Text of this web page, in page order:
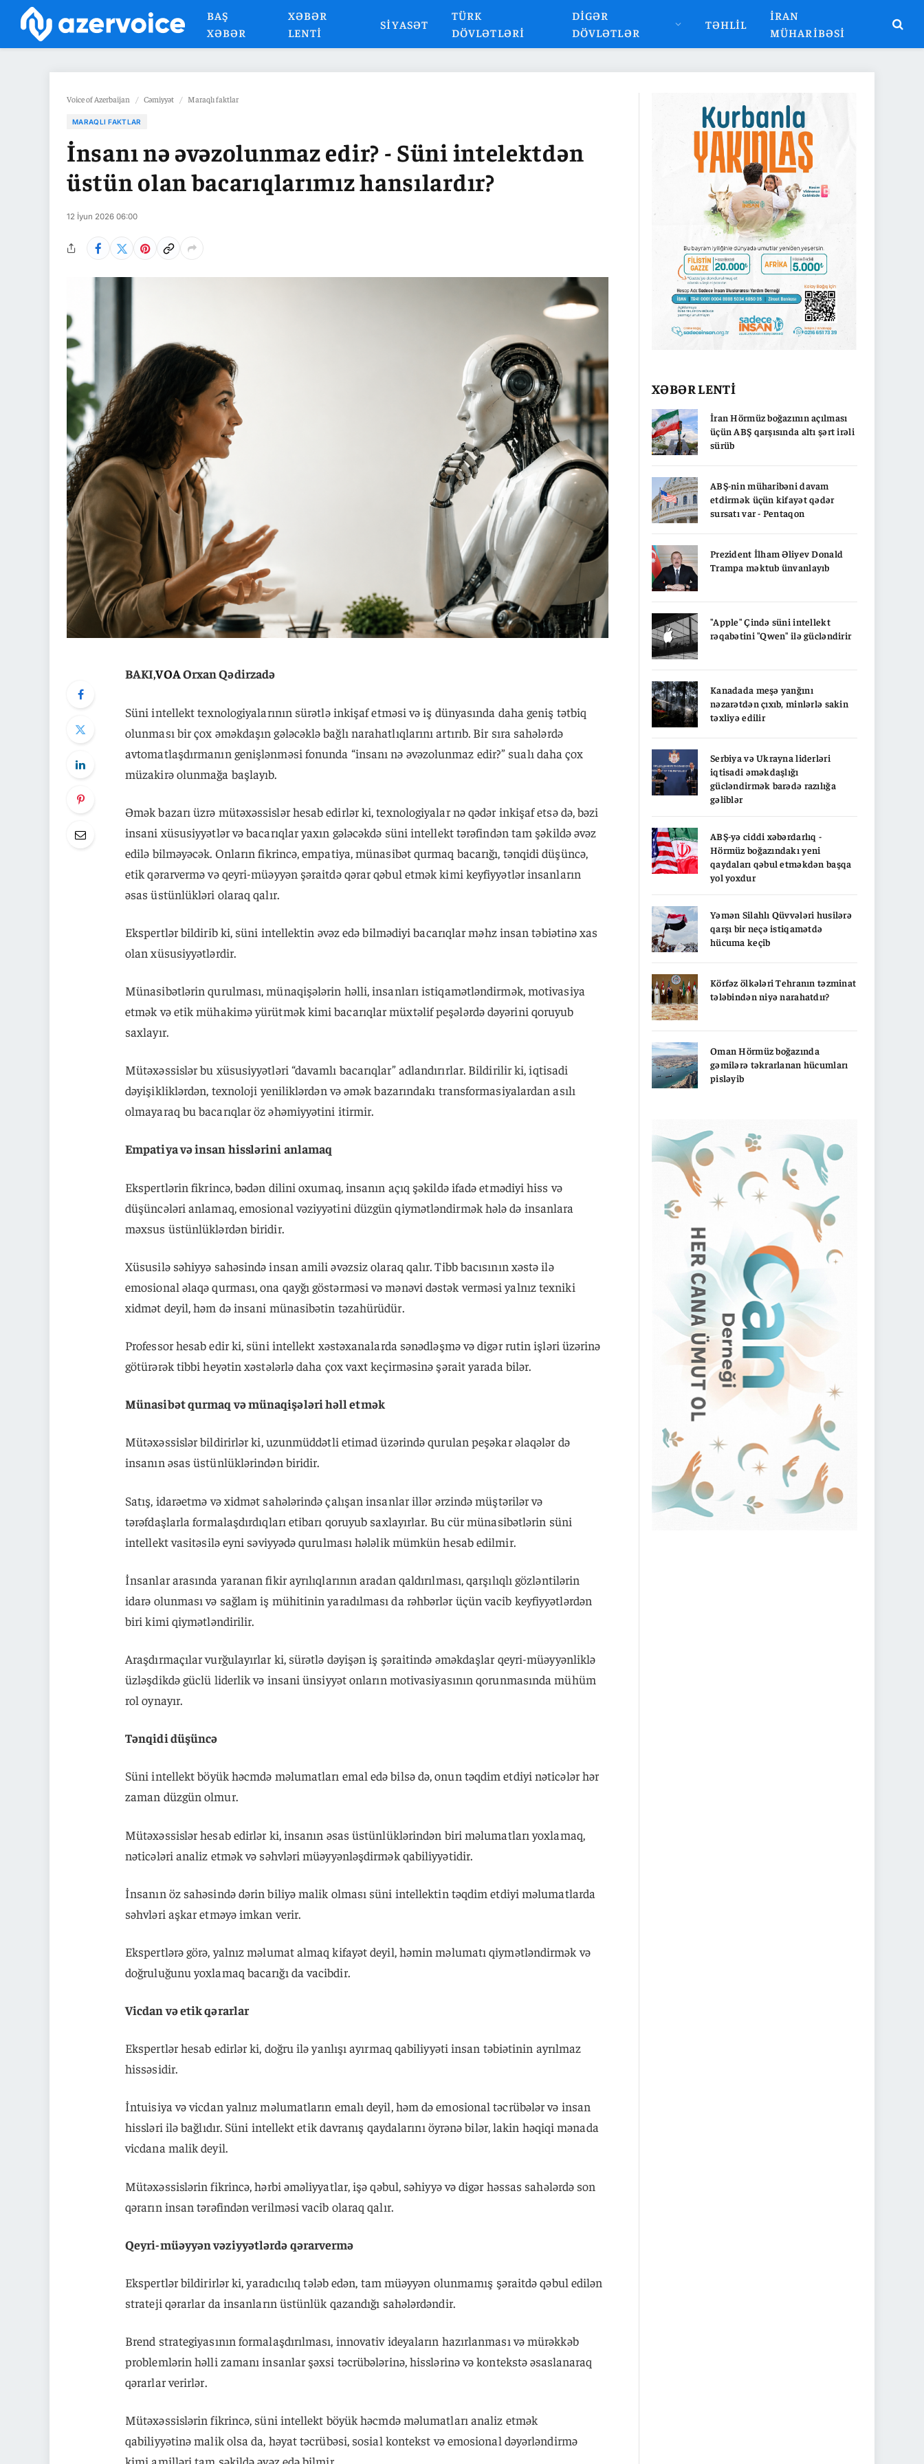
BAŞ
XƏBƏR
XƏBƏR
LENTI
SIYASƏT
TÜRK
DÖVLƏTLƏRI
DIGƏR
DÖVLƏTLƏR
TƏHLIL
İRAN
MÜHARIBƏSI
Voice of Azerbaijan / Cəmiyyət / Maraqlı faktlar
MARAQLI FAKTLAR
İnsanı nə əvəzolunmaz edir? - Süni intelektdən
üstün olan bacarıqlarımız hansılardır?
12 İyun 2026 06:00
BAKI,VOAOrxan Qədirzadə
Süni intellekt texnologiyalarının sürətlə inkişaf etməsi və iş dünyasında daha geniş tətbiq
olunması bir çox əməkdaşın gələcəklə bağlı narahatlıqlarını artırıb. Bir sıra sahələrdə
avtomatlaşdırmanın genişlənməsi fonunda “insanı nə əvəzolunmaz edir?” sualı daha çox
müzakirə olunmağa başlayıb.
Əmək bazarı üzrə mütəxəssislər hesab edirlər ki, texnologiyalar nə qədər inkişaf etsə də, bəzi
insani xüsusiyyətlər və bacarıqlar yaxın gələcəkdə süni intellekt tərəfindən tam şəkildə əvəz
edilə bilməyəcək. Onların fikrincə, empatiya, münasibət qurmaq bacarığı, tənqidi düşüncə,
etik qərarvermə və qeyri-müəyyən şəraitdə qərar qəbul etmək kimi keyfiyyətlər insanların
əsas üstünlükləri olaraq qalır.
Ekspertlər bildirib ki, süni intellektin əvəz edə bilmədiyi bacarıqlar məhz insan təbiətinə xas
olan xüsusiyyətlərdir.
Münasibətlərin qurulması, münaqişələrin həlli, insanları istiqamətləndirmək, motivasiya
etmək və etik mühakimə yürütmək kimi bacarıqlar müxtəlif peşələrdə dəyərini qoruyub
saxlayır.
Mütəxəssislər bu xüsusiyyətləri “davamlı bacarıqlar” adlandırırlar. Bildirilir ki, iqtisadi
dəyişikliklərdən, texnoloji yeniliklərdən və əmək bazarındakı transformasiyalardan asılı
olmayaraq bu bacarıqlar öz əhəmiyyətini itirmir.
Empatiya və insan hisslərini anlamaq
Ekspertlərin fikrincə, bədən dilini oxumaq, insanın açıq şəkildə ifadə etmədiyi hiss və
düşüncələri anlamaq, emosional vəziyyətini düzgün qiymətləndirmək hələ də insanlara
məxsus üstünlüklərdən biridir.
Xüsusilə səhiyyə sahəsində insan amili əvəzsiz olaraq qalır. Tibb bacısının xəstə ilə
emosional əlaqə qurması, ona qayğı göstərməsi və mənəvi dəstək verməsi yalnız texniki
xidmət deyil, həm də insani münasibətin təzahürüdür.
Professor hesab edir ki, süni intellekt xəstəxanalarda sənədləşmə və digər rutin işləri üzərinə
götürərək tibbi heyətin xəstələrlə daha çox vaxt keçirməsinə şərait yarada bilər.
Münasibət qurmaq və münaqişələri həll etmək
Mütəxəssislər bildirirlər ki, uzunmüddətli etimad üzərində qurulan peşəkar əlaqələr də
insanın əsas üstünlüklərindən biridir.
Satış, idarəetmə və xidmət sahələrində çalışan insanlar illər ərzində müştərilər və
tərəfdaşlarla formalaşdırdıqları etibarı qoruyub saxlayırlar. Bu cür münasibətlərin süni
intellekt vasitəsilə eyni səviyyədə qurulması hələlik mümkün hesab edilmir.
İnsanlar arasında yaranan fikir ayrılıqlarının aradan qaldırılması, qarşılıqlı gözləntilərin
idarə olunması və sağlam iş mühitinin yaradılması da rəhbərlər üçün vacib keyfiyyətlərdən
biri kimi qiymətləndirilir.
Araşdırmaçılar vurğulayırlar ki, sürətlə dəyişən iş şəraitində əməkdaşlar qeyri-müəyyənliklə
üzləşdikdə güclü liderlik və insani ünsiyyət onların motivasiyasının qorunmasında mühüm
rol oynayır.
Tənqidi düşüncə
Süni intellekt böyük həcmdə məlumatları emal edə bilsə də, onun təqdim etdiyi nəticələr hər
zaman düzgün olmur.
Mütəxəssislər hesab edirlər ki, insanın əsas üstünlüklərindən biri məlumatları yoxlamaq,
nəticələri analiz etmək və səhvləri müəyyənləşdirmək qabiliyyətidir.
İnsanın öz sahəsində dərin biliyə malik olması süni intellektin təqdim etdiyi məlumatlarda
səhvləri aşkar etməyə imkan verir.
Ekspertlərə görə, yalnız məlumat almaq kifayət deyil, həmin məlumatı qiymətləndirmək və
doğruluğunu yoxlamaq bacarığı da vacibdir.
Vicdan və etik qərarlar
Ekspertlər hesab edirlər ki, doğru ilə yanlışı ayırmaq qabiliyyəti insan təbiətinin ayrılmaz
hissəsidir.
İntuisiya və vicdan yalnız məlumatların emalı deyil, həm də emosional təcrübələr və insan
hissləri ilə bağlıdır. Süni intellekt etik davranış qaydalarını öyrənə bilər, lakin həqiqi mənada
vicdana malik deyil.
Mütəxəssislərin fikrincə, hərbi əməliyyatlar, işə qəbul, səhiyyə və digər həssas sahələrdə son
qərarın insan tərəfindən verilməsi vacib olaraq qalır.
Qeyri-müəyyən vəziyyətlərdə qərarvermə
Ekspertlər bildirirlər ki, yaradıcılıq tələb edən, tam müəyyən olunmamış şəraitdə qəbul edilən
strateji qərarlar da insanların üstünlük qazandığı sahələrdəndir.
Brend strategiyasının formalaşdırılması, innovativ ideyaların hazırlanması və mürəkkəb
problemlərin həlli zamanı insanlar şəxsi təcrübələrinə, hisslərinə və kontekstə əsaslanaraq
qərarlar verirlər.
Mütəxəssislərin fikrincə, süni intellekt böyük həcmdə məlumatları analiz etmək
qabiliyyətinə malik olsa da, həyat təcrübəsi, sosial kontekst və emosional dəyərləndirmə
XƏBƏR LENTİ
İran Hörmüz boğazının açılması
üçün ABŞ qarşısında altı şərt irəli
sürüb
ABŞ-nin müharibəni davam
etdirmək üçün kifayət qədər
sursatı var - Pentaqon
Prezident İlham Əliyev Donald
Trampa məktub ünvanlayıb
"Apple" Çində süni intellekt
rəqabətini "Qwen" ilə gücləndirir
Kanadada meşə yanğını
nəzarətdən çıxıb, minlərlə sakin
təxliyə edilir
Serbiya və Ukrayna liderləri
iqtisadi əməkdaşlığı
gücləndirmək barədə razılığa
gəliblər
ABŞ-yə ciddi xəbərdarlıq -
Hörmüz boğazındakı yeni
qaydaları qəbul etməkdən başqa
yol yoxdur
Yəmən Silahlı Qüvvələri husilərə
qarşı bir neçə istiqamətdə
hücuma keçib
Körfəz ölkələri Tehranın təzminat
tələbindən niyə narahatdır?
Oman Hörmüz boğazında
gəmilərə təkrarlanan hücumları
pisləyib